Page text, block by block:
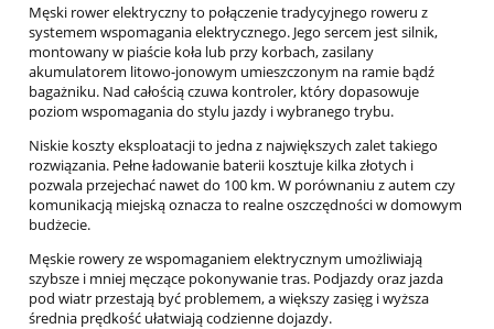
Męski rower elektryczny to połączenie tradycyjnego roweru z
systemem wspomagania elektrycznego. Jego sercem jest silnik,
montowany w piaście koła lub przy korbach, zasilany
akumulatorem litowo-jonowym umieszczonym na ramie bądź
bagażniku. Nad całością czuwa kontroler, który dopasowuje
poziom wspomagania do stylu jazdy i wybranego trybu.
Niskie koszty eksploatacji to jedna z największych zalet takiego
rozwiązania. Pełne ładowanie baterii kosztuje kilka złotych i
pozwala przejechać nawet do 100 km. W porównaniu z autem czy
komunikacją miejską oznacza to realne oszczędności w domowym
budżecie.
Męskie rowery ze wspomaganiem elektrycznym umożliwiają
szybsze i mniej męczące pokonywanie tras. Podjazdy oraz jazda
pod wiatr przestają być problemem, a większy zasięg i wyższa
średnia prędkość ułatwiają codzienne dojazdy.